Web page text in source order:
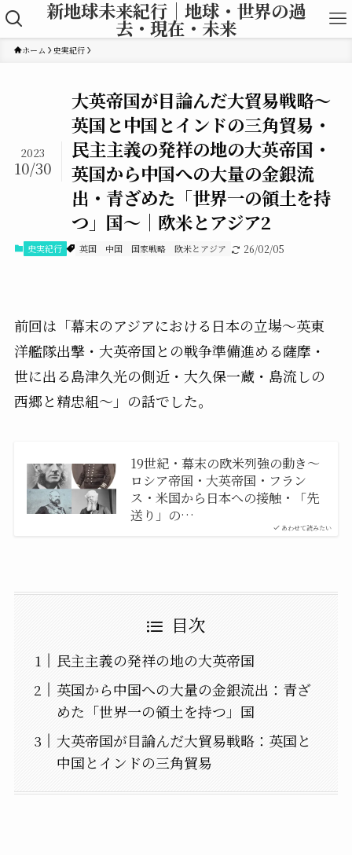
新地球未来紀行｜地球・世界の過
去・現在・未来
ホーム 史実紀行
大英帝国が目論んだ大貿易戦略〜
英国と中国とインドの三角貿易・
民主主義の発祥の地の大英帝国・
英国から中国への大量の金銀流
出・青ざめた「世界一の領土を持
つ」国〜｜欧米とアジア2
2023
10/30
史実紀行 英国 中国 国家戦略 欧米とアジア 26/02/05
前回は「幕末のアジアにおける日本の立場〜英東
洋艦隊出撃・大英帝国との戦争準備進める薩摩・
世に出る島津久光の側近・大久保一蔵・島流しの
西郷と精忠組〜」の話でした。
あわせて読みたい
19世紀・幕末の欧米列強の動き〜
ロシア帝国・大英帝国・フラン
ス・米国から日本への接触・「先
送り」の…
目次
民主主義の発祥の地の大英帝国
英国から中国への大量の金銀流出：青ざ
めた「世界一の領土を持つ」国
大英帝国が目論んだ大貿易戦略：英国と
中国とインドの三角貿易